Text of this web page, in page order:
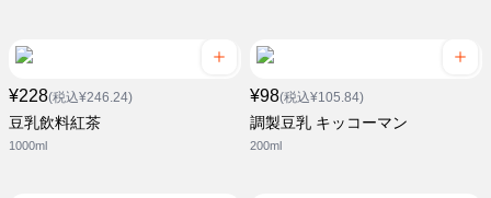
¥228(税込¥246.24)
豆乳飲料紅茶
1000ml
¥98(税込¥105.84)
調製豆乳 キッコーマン
200ml